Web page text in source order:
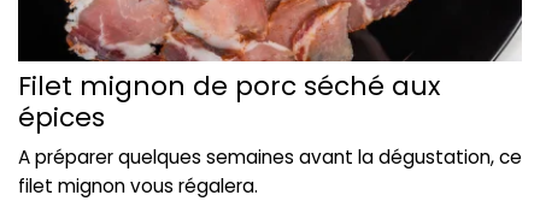
Filet mignon de porc séché aux
épices
A préparer quelques semaines avant la dégustation, ce
filet mignon vous régalera.